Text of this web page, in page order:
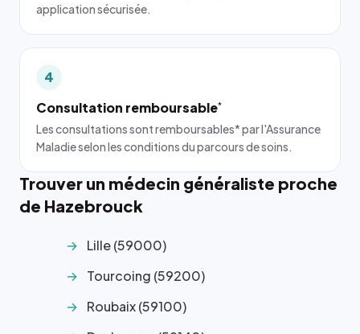
application sécurisée.
4
Consultation remboursable*
Les consultations sont remboursables* par l'Assurance
Maladie selon les conditions du parcours de soins.
Trouver un médecin généraliste proche
de Hazebrouck
Lille (59000)
Tourcoing (59200)
Roubaix (59100)